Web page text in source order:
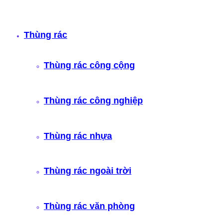
Thùng rác
Thùng rác công cộng
Thùng rác công nghiệp
Thùng rác nhựa
Thùng rác ngoài trời
Thùng rác văn phòng